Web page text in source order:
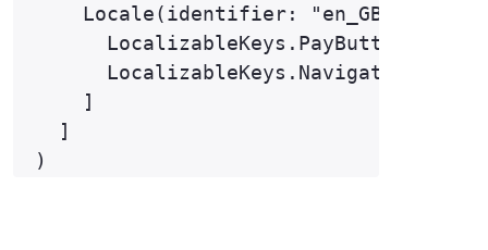
    Locale(identifier: "en_GB"):[
    ]
  ]